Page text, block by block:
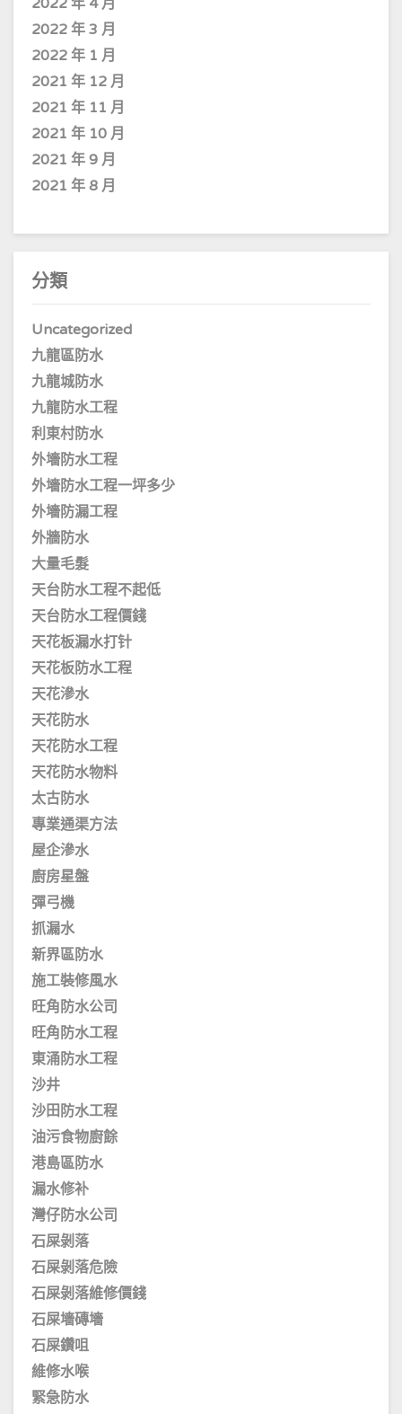
2022 年 4 月
2022 年 3 月
2022 年 1 月
2021 年 12 月
2021 年 11 月
2021 年 10 月
2021 年 9 月
2021 年 8 月
分類
Uncategorized
九龍區防水
九龍城防水
九龍防水工程
利東村防水
外墻防水工程
外墻防水工程一坪多少
外墻防漏工程
外牆防水
大量毛髮
天台防水工程不起低
天台防水工程價錢
天花板漏水打针
天花板防水工程
天花滲水
天花防水
天花防水工程
天花防水物料
太古防水
專業通渠方法
屋企滲水
廚房星盤
彈弓機
抓漏水
新界區防水
施工裝修風水
旺角防水公司
旺角防水工程
東涌防水工程
沙井
沙田防水工程
油污食物廚餘
港島區防水
漏水修补
灣仔防水公司
石屎剝落
石屎剝落危險
石屎剝落維修價錢
石屎墻磚墻
石屎鑽咀
維修水喉
緊急防水